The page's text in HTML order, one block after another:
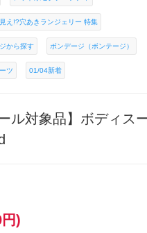
え!?穴あきランジェリー 特集
から探す ボンデージ（ボンテージ）
ツ 01/04新着
ル対象品】ボディス
)